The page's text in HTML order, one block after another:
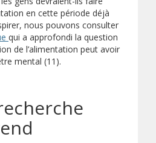
en cette période déjà
nous pouvons consulter
(s’ouvre sur un autre site)
qui a approfondi la question
de l’alimentation peut avoir
mental (11).